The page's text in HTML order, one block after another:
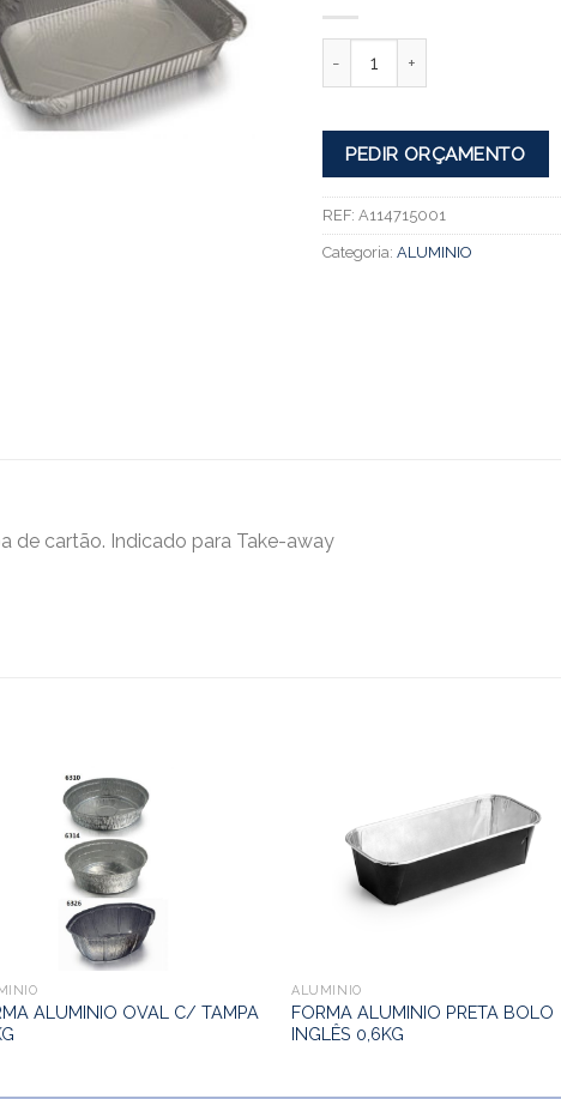
PEDIR ORÇAMENTO
REF: A114715001
Categoria: ALUMINIO
de cartão. Indicado para Take-away
ALUMINIO OVAL C/ TAMPA
ALUMINIO
FORMA ALUMINIO PRETA BOLO
INGLÊS 0,6KG